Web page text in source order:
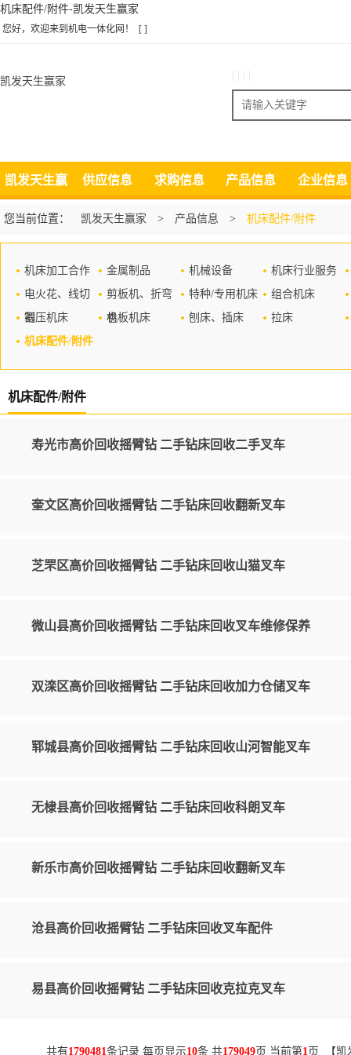
机床配件/附件-凯发天生赢家
您好，欢迎来到机电一体化网！ [ ]
凯发天生赢家
搜索
凯发天生赢
家
供应信息 求购信息 产品信息 企业信息
您当前位置： 凯发天生赢家 > 产品信息 > 机床配件/附件
机床加工合作 金属制品 机械设备
机床行业服务
电火花、线切
割
剪板机、折弯
机
特种/专用机床
组合机床
锻压机床
卷板机床 刨床、插床
拉床
机床配件/附件
机床配件/附件
寿光市高价回收摇臂钻 二手钻床回收二手叉车
奎文区高价回收摇臂钻 二手钻床回收翻新叉车
芝罘区高价回收摇臂钻 二手钻床回收山猫叉车
微山县高价回收摇臂钻 二手钻床回收叉车维修保养
双滦区高价回收摇臂钻 二手钻床回收加力仓储叉车
郓城县高价回收摇臂钻 二手钻床回收山河智能叉车
无棣县高价回收摇臂钻 二手钻床回收科朗叉车
新乐市高价回收摇臂钻 二手钻床回收翻新叉车
沧县高价回收摇臂钻 二手钻床回收叉车配件
易县高价回收摇臂钻 二手钻床回收克拉克叉车
共有1790481条记录 每页显示10条 共179049页 当前第1页 【凯